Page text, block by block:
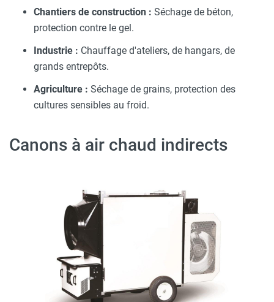
Chantiers de construction : Séchage de béton,
protection contre le gel.
Industrie : Chauffage d'ateliers, de hangars, de
grands entrepôts.
Agriculture : Séchage de grains, protection des
cultures sensibles au froid.
Canons à air chaud indirects